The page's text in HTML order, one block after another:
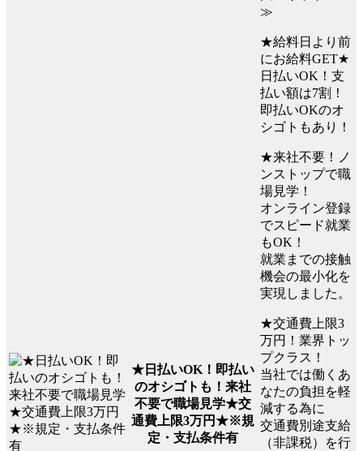
★日払いOK！即払い
のオシゴトも！来社
不要で職場見学★交
通費上限3万円★※規
定・支払条件有
≫
★給料日より前
にお給料GET★
日払いOK！支
払い額は7割！
即払いOKのオ
シゴトもあり！
★来社不要！ノ
ンストップで職
場見学！
オンライン登録
でスピード就業
もOK！
就業までの接触
機会の最小化を
実現しました。
★交通費上限3
万円！業界トッ
プクラス！
当社では働くあ
なたの負担を軽
減する為に
交通費別途支給
（非課税）を行